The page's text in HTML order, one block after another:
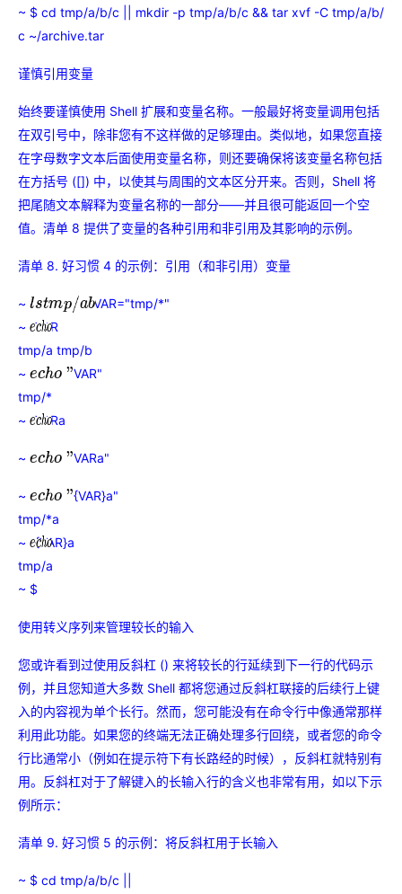
~ $ cd tmp/a/b/c || mkdir -p tmp/a/b/c && tar xvf -C tmp/a/b/
c ~/archive.tar
谨慎引用变量
始终要谨慎使用 Shell 扩展和变量名称。一般最好将变量调用包括
在双引号中，除非您有不这样做的足够理由。类似地，如果您直接
在字母数字文本后面使用变量名称，则还要确保将该变量名称包括
在方括号 ([]) 中，以使其与周围的文本区分开来。否则，Shell 将
把尾随文本解释为变量名称的一部分——并且很可能返回一个空
值。清单 8 提供了变量的各种引用和非引用及其影响的示例。
清单 8. 好习惯 4 的示例：引用（和非引用）变量
~ lstmp/ab VAR="tmp/*"
~ echo
VAR
tmp/a tmp/b
~ echo"
VAR"
tmp/*
~ echo
VARa
~ echo" VARa"
~ echo"
{VAR}a"
tmp/*a
~ echo
{VAR}a
tmp/a
~ $
使用转义序列来管理较长的输入
您或许看到过使用反斜杠 () 来将较长的行延续到下一行的代码示
例，并且您知道大多数 Shell 都将您通过反斜杠联接的后续行上键
入的内容视为单个长行。然而，您可能没有在命令行中像通常那样
利用此功能。如果您的终端无法正确处理多行回绕，或者您的命令
行比通常小（例如在提示符下有长路经的时候），反斜杠就特别有
用。反斜杠对于了解键入的长输入行的含义也非常有用，如以下示
例所示：
清单 9. 好习惯 5 的示例：将反斜杠用于长输入
~ $ cd tmp/a/b/c ||